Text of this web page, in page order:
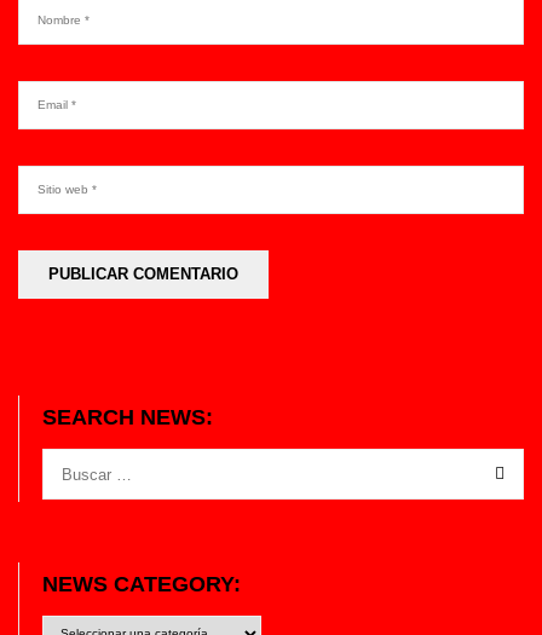
SEARCH NEWS:
NEWS CATEGORY: